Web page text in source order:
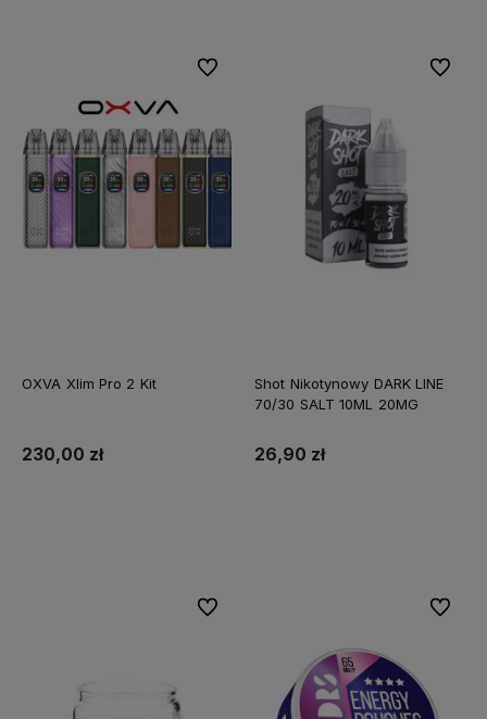
OXVA Xlim Pro 2 Kit
230,00 zł
Do ulubionych
Shot Nikotynowy DARK LINE
70/30 SALT 10ML 20MG
26,90 zł
Do
Do ulubionych Do